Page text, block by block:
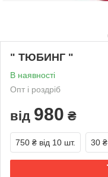
" ТЮБИНГ "
В наявності
Опт і роздріб
від 980 ₴
750 ₴ від 10 шт. 30 ₴